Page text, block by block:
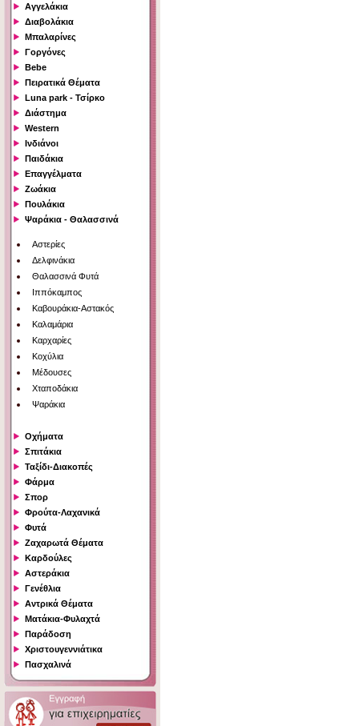
Αγγελάκια
Διαβολάκια
Μπαλαρίνες
Γοργόνες
Bebe
Πειρατικά Θέματα
Luna park - Τσίρκο
Διάστημα
Western
Ινδιάνοι
Παιδάκια
Επαγγέλματα
Ζωάκια
Πουλάκια
Ψαράκια - Θαλασσινά
Αστερίες
Δελφινάκια
Θαλασσινά Φυτά
Ιππόκαμπος
Καβουράκια-Αστακός
Καλαμάρια
Καρχαρίες
Κοχύλια
Μέδουσες
Χταποδάκια
Ψαράκια
Οχήματα
Σπιτάκια
Ταξίδι-Διακοπές
Φάρμα
Σπορ
Φρούτα-Λαχανικά
Φυτά
Ζαχαρωτά Θέματα
Καρδούλες
Αστεράκια
Γενέθλια
Αντρικά Θέματα
Ματάκια-Φυλαχτά
Παράδοση
Χριστουγεννιάτικα
Πασχαλινά